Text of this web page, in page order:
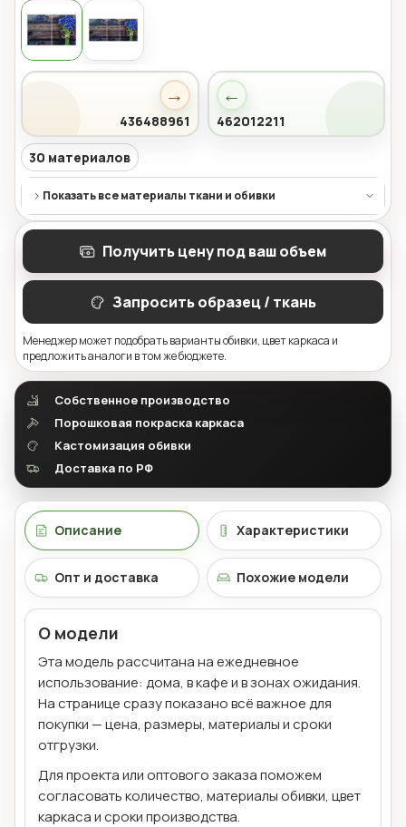
←
462012211
→
436488961
30 материалов
Показать все материалы ткани и обивки
Получить цену под ваш объем
Запросить образец / ткань
Менеджер может подобрать варианты обивки, цвет каркаса и
предложить аналоги в том же бюджете.
Собственное производство
Порошковая покраска каркаса
Кастомизация обивки
Доставка по РФ
Описание Характеристики
Опт и доставка Похожие модели
О модели
Эта модель рассчитана на ежедневное
использование: дома, в кафе и в зонах ожидания.
На странице сразу показано всё важное для
покупки — цена, размеры, материалы и сроки
отгрузки.
Для проекта или оптового заказа поможем
согласовать количество, материалы обивки, цвет
каркаса и сроки производства.